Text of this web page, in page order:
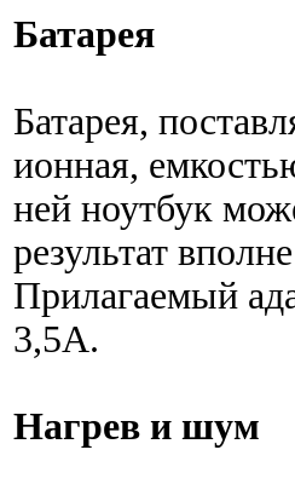
Батарея
Батарея,
ионная,
ней ноутбук
результат
Прилагаемый
3,5А.
Нагрев и шум